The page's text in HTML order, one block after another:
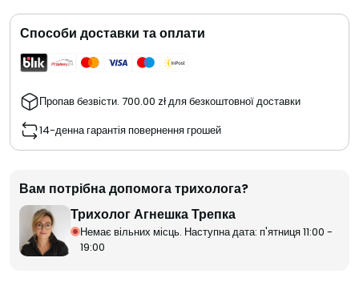
Способи доставки та оплати
Пропав безвісти. 700.00 złдля безкоштовної доставки
14-денна гарантія повернення грошей
Вам потрібна допомога трихолога?
Трихолог Агнешка Трепка
Немає вільних місць. Наступна дата: п'ятниця 11:00 -
19:00